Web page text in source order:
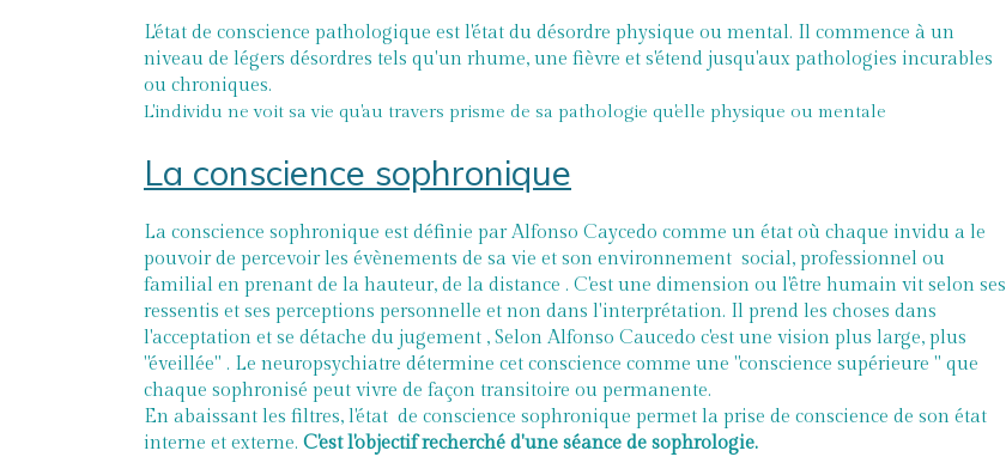
L'état de conscience pathologique est l'état du désordre physique ou mental. Il commence à un
niveau de légers désordres tels qu'un rhume, une fièvre et s'étend jusqu'aux pathologies incurables
ou chroniques.
L'individu ne voit sa vie qu'au travers prisme de sa pathologie qu'elle physique ou mentale
La conscience sophronique
La conscience sophronique est définie par Alfonso Caycedo comme un état où chaque invidu a le
pouvoir de percevoir les évènements de sa vie et son environnement social, professionnel ou
familial en prenant de la hauteur, de la distance . C'est une dimension ou l'être humain vit selon ses
ressentis et ses perceptions personnelle et non dans l'interprétation. Il prend les choses dans
l'acceptation et se détache du jugement , Selon Alfonso Caucedo c'est une vision plus large, plus
"éveillée" . Le neuropsychiatre détermine cet conscience comme une "conscience supérieure " que
chaque sophronisé peut vivre de façon transitoire ou permanente.
En abaissant les filtres, l'état de conscience sophronique permet la prise de conscience de son état
interne et externe. C'est l'objectif recherché d'une séance de sophrologie.